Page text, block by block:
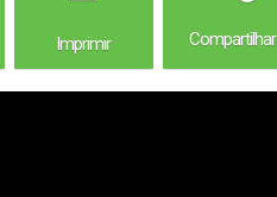
Imprimir Compartilhar